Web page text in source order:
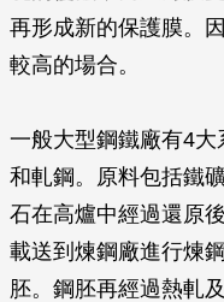
再形成新的保護膜。
較高的場合。
一般大型鋼鐵廠有4
和軋鋼。原料包括鐵
石在高爐中經過還原
載送到煉鋼廠進行煉
胚。鋼胚再經過熱軋